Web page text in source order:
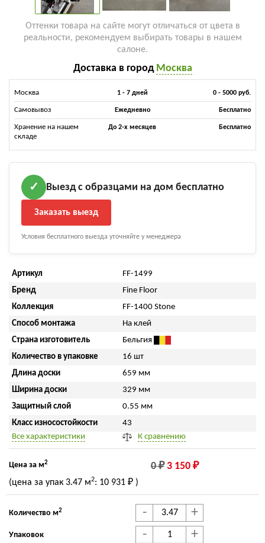
Оттенки товара на сайте могут отличаться от цвета в
реальности, рекомендуем выбирать товары в нашем
салоне.
Доставка в город Москва
Москва 1 - 7 дней 0 - 5000 руб.
Самовывоз Ежедневно Бесплатно
Хранение на нашем
складе
До 2-х месяцев Бесплатно
✓ Выезд с образцами на дом бесплатно
Заказать выезд
Условия бесплатного выезда уточняйте у менеджера
Артикул
FF-1499
Бренд
Fine Floor
Коллекция
FF-1400 Stone
Способ монтажа
На клей
Страна изготовитель
Бельгия
Количество в упаковке
16 шт
Длина доски
659 мм
Ширина доски
329 мм
Защитный слой
0.55 мм
Класс износостойкости
43
Все характеристики
К сравнению
Цена за м2 0 ₽ 3 150 ₽
(цена за упак 3.47 м2: 10 931 ₽ )
Количество м2 - +
Упаковок - +